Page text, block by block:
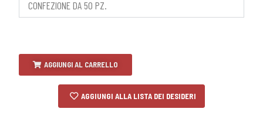
CONFEZIONE DA 50 PZ.
AGGIUNGI AL CARRELLO
AGGIUNGI ALLA LISTA DEI DESIDERI